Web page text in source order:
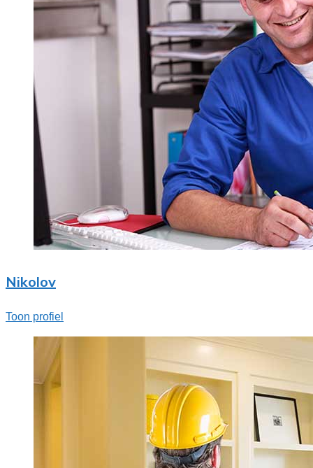
Nikolov
Toon profiel